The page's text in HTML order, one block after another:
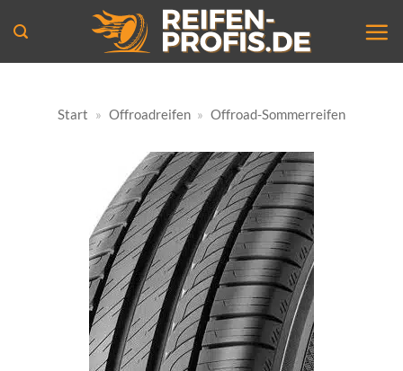
Inhalt
springen
Start » Offroadreifen » Offroad-Sommerreifen